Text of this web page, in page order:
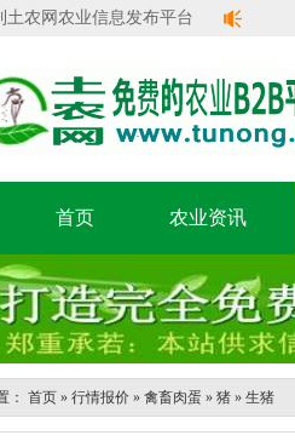
土农网农业信息发布平台
首页 农业资讯
： 首页 » 行情报价 » 禽畜肉蛋 » 猪 » 生猪